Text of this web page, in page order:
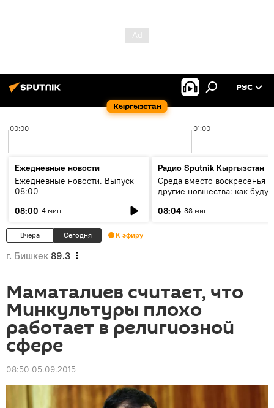
Кыргызстан
РУС
00:00 01:00
Ежедневные новости
Ежедневные новости. Выпуск
08:00
08:00 4 мин
Радио Sputnik Кыргызстан
Среда вместо воскресенья и
другие новшества: как будут
08:04 38 мин
Вчера Сегодня К эфиру
г. Бишкек 89.3
Маматалиев считает, что
Минкультуры плохо
работает в религиозной
сфере
08:50 05.09.2015